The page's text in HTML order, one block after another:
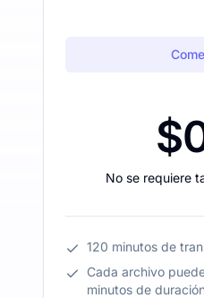
No se requiere
120 minutos de
Cada archivo
minutos de